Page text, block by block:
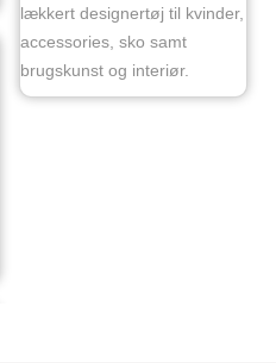
lækkert designertøj til kvinder,
accessories, sko samt
brugskunst og interiør.